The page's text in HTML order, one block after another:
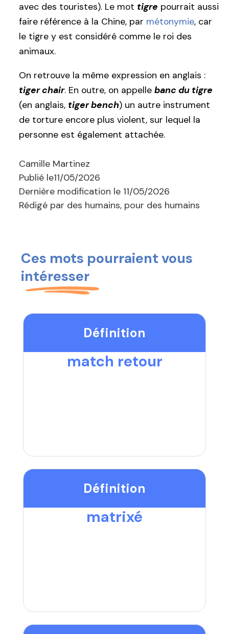
avec des touristes). Le mot tigre pourrait aussi
faire référence à la Chine, par métonymie, car
le tigre y est considéré comme le roi des
animaux.
On retrouve la même expression en anglais :
tiger chair. En outre, on appelle banc du tigre
(en anglais, tiger bench) un autre instrument
de torture encore plus violent, sur lequel la
personne est également attachée.
Camille Martinez
Publié le11/05/2026
Dernière modification le 11/05/2026
Rédigé par des humains, pour des humains
Ces mots pourraient vous
intéresser
Définition
match retour
Définition
matrixé